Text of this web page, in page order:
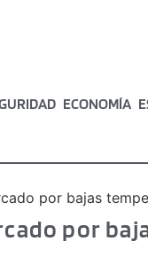
ECONOMÍA
por bajas
por